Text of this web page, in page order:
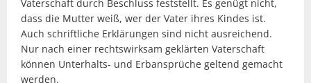
Vaterschaft durch Beschluss feststellt. Es genügt nicht,
dass die Mutter weiß, wer der Vater ihres Kindes ist.
Auch schriftliche Erklärungen sind nicht ausreichend.
Nur nach einer rechtswirksam geklärten Vaterschaft
können Unterhalts- und Erbansprüche geltend gemacht
werden.